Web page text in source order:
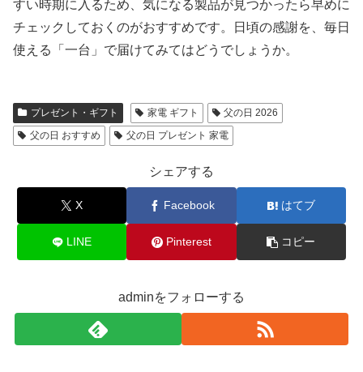
すい時期に入るため、気になる製品が見つかったら早めに
チェックしておくのがおすすめです。日頃の感謝を、毎日
使える「一台」で届けてみてはどうでしょうか。
プレゼント・ギフト 家電 ギフト
父の日 2026
父の日 おすすめ
父の日 プレゼント 家電
シェアする
X Facebook はてブ
LINE Pinterest コピー
adminをフォローする